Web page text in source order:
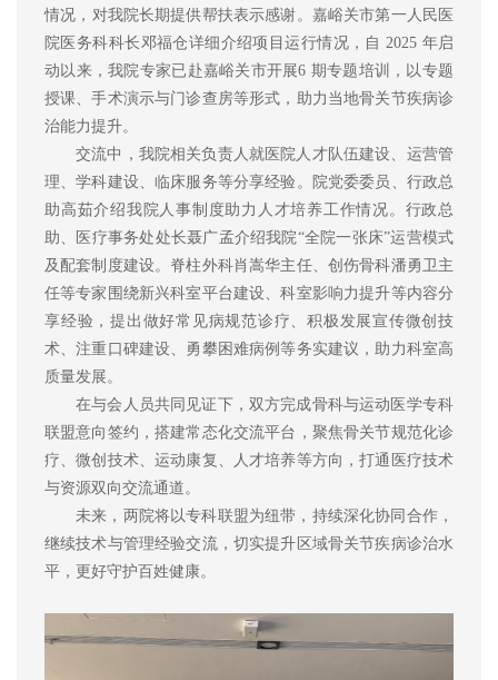
情况 ， 对我院长期提供帮扶表示感谢 。嘉峪关市第一人民医
院医务科科长邓福仓详细介绍项目运行情况， 自 2025 年启
动以来，我院专家已赴嘉峪关市开展6 期专题培训
，以专题
授课、手术演示与门诊查房等形式 ，助力当地骨关节疾病诊
治能力提升。
交流中，我院相关负责人就医院 人才队伍建设、 运营管
理、学科建设、临床服务等分享经验 。院党委委员、行政总
助高茹介绍我院人事制度助力人才培养工作情况。行政总
助、医疗事务处处长聂广孟介绍我院“全院一张床”运营模式
及配套制度建设。脊柱外科肖嵩华主任、 创伤骨科潘勇卫 主
任等专家围绕新兴科室平台建设、科室影响力提升等内容分
享经验，提出做好常见病规范诊疗、 积极发展宣传微创技
术、注重口碑建设、 勇攀困难病例等务实建议，助力科室高
质量发展。
在与会人员共同见证下，双方完成骨科与运动医学专科
联盟意向签约，搭建常态化交流平台，聚焦骨关节规范化诊
疗、微创技术、运动康复、人才培养等方向，打通 医疗技术
与资源双向交流通道。
未来，两院将以专科联盟为纽带，持续深化协同合作，
继续技术与管理经验交流，切实提升区域骨关节疾病诊治水
平，更好守护百姓健康。